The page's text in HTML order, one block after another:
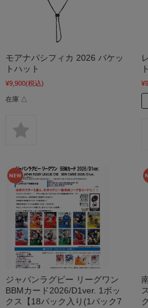
モアナパシフィカ 2026 バケッ
トハット
¥9,900(税込)
在庫 △
ト
ジャパンラグビー リーグワン
BBMカード2026/D1ver. 1ボッ
クス【18パック入り(1パック7